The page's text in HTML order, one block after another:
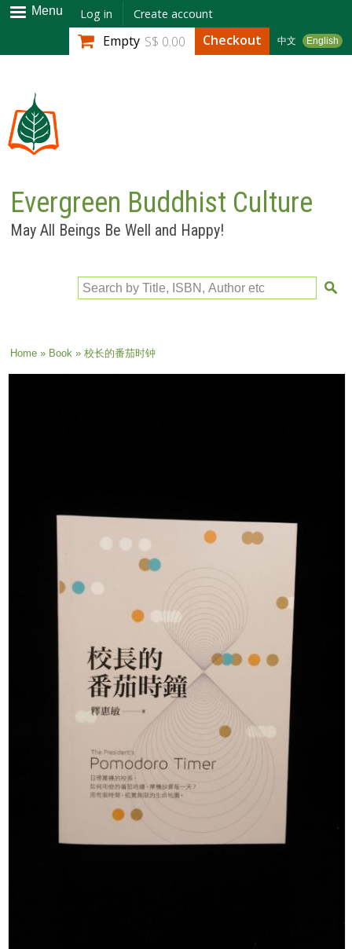
Skip to
main
content
Menu Log in Create account
中文 English
Empty S$ 0.00 Checkout
Evergreen Buddhist Culture
May All Beings Be Well and Happy!
Search by Title, ISBN, Author etc
You are here
Home» Book» 校长的番茄时钟